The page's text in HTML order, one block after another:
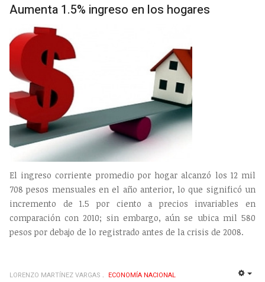
Aumenta 1.5% ingreso en los hogares
El ingreso corriente promedio por hogar alcanzó los 12 mil
708 pesos mensuales en el año anterior, lo que significó un
incremento de 1.5 por ciento a precios invariables en
comparación con 2010; sin embargo, aún se ubica mil 580
pesos por debajo de lo registrado antes de la crisis de 2008.
LORENZO MARTÍNEZ VARGAS
ECONOMÍ­A NACIONAL